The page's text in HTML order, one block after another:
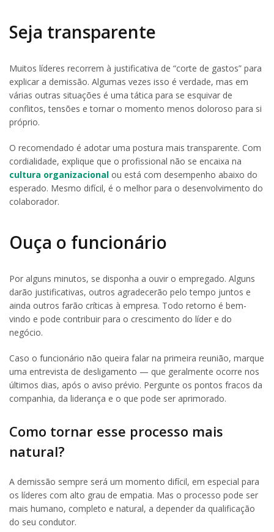
Seja transparente
Muitos líderes recorrem à justificativa de “corte de gastos” para
explicar a demissão. Algumas vezes isso é verdade, mas em
várias outras situações é uma tática para se esquivar de
conflitos, tensões e tornar o momento menos doloroso para si
próprio.
O recomendado é adotar uma postura mais transparente. Com
cordialidade, explique que o profissional não se encaixa na
cultura organizacional ou está com desempenho abaixo do
esperado. Mesmo difícil, é o melhor para o desenvolvimento do
colaborador.
Ouça o funcionário
Por alguns minutos, se disponha a ouvir o empregado. Alguns
darão justificativas, outros agradecerão pelo tempo juntos e
ainda outros farão críticas à empresa. Todo retorno é bem-
vindo e pode contribuir para o crescimento do líder e do
negócio.
Caso o funcionário não queira falar na primeira reunião, marque
uma entrevista de desligamento — que geralmente ocorre nos
últimos dias, após o aviso prévio. Pergunte os pontos fracos da
companhia, da liderança e o que pode ser aprimorado.
Como tornar esse processo mais
natural?
A demissão sempre será um momento difícil, em especial para
os líderes com alto grau de empatia. Mas o processo pode ser
mais humano, completo e natural, a depender da qualificação
do seu condutor.